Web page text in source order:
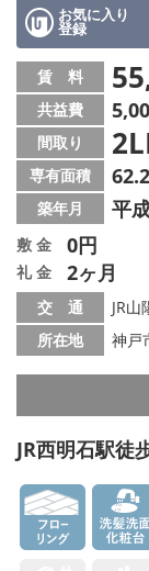
会社概要
メールでお問い
お気に入り
登録
賃 料
共益費
間取り
専有面積
築年月 平
敷 金 0円
礼 金 2ヶ月
交 通
JR
所在地
神戸
JR西明石駅